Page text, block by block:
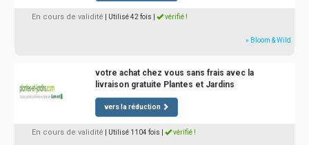
En cours de validité | Utilisé 42 fois vérifié !
» Bloom & Wild
votre achat chez vous sans frais avec la
livraison gratuite Plantes et Jardins
vers la réduction
En cours de validité | Utilisé 1104 fois vérifié !